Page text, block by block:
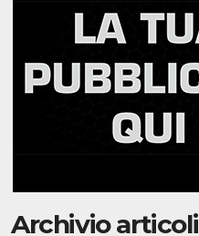
Archivio articoli